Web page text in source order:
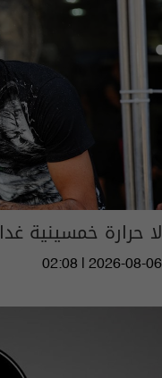
لا حرارة خمسينية غدا
02:08 | 2026-08-06